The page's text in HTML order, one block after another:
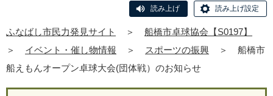
読み上げ 読み上げ設定
ふなばし市民力発見サイト ＞
船橋市卓球協会【S0197】
＞
イベント・催し物情報 ＞ スポーツの振興 ＞
船橋市
船えもんオープン卓球大会(団体戦）のお知らせ